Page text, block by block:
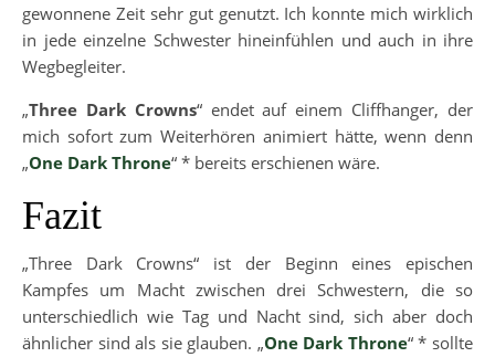
gewonnene Zeit sehr gut genutzt. Ich konnte mich wirklich
in jede einzelne Schwester hineinfühlen und auch in ihre
Wegbegleiter.
„Three Dark Crowns“ endet auf einem Cliffhanger, der
mich sofort zum Weiterhören animiert hätte, wenn denn
„One Dark Throne“ * bereits erschienen wäre.
Fazit
„Three Dark Crowns“ ist der Beginn eines epischen
Kampfes um Macht zwischen drei Schwestern, die so
unterschiedlich wie Tag und Nacht sind, sich aber doch
ähnlicher sind als sie glauben. „One Dark Throne“ * sollte